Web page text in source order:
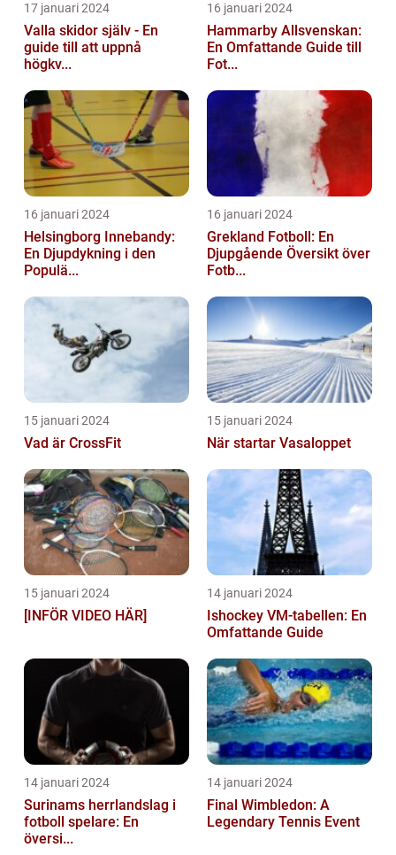
17 januari 2024
Valla skidor själv - En
guide till att uppnå
högkv...
16 januari 2024
Hammarby Allsvenskan:
En Omfattande Guide till
Fot...
16 januari 2024
Helsingborg Innebandy:
En Djupdykning i den
Populä...
16 januari 2024
Grekland Fotboll: En
Djupgående Översikt över
Fotb...
15 januari 2024
Vad är CrossFit
15 januari 2024
När startar Vasaloppet
15 januari 2024
[INFÖR VIDEO HÄR]
14 januari 2024
Ishockey VM-tabellen: En
Omfattande Guide
14 januari 2024
Surinams herrlandslag i
fotboll spelare: En
översi...
14 januari 2024
Final Wimbledon: A
Legendary Tennis Event